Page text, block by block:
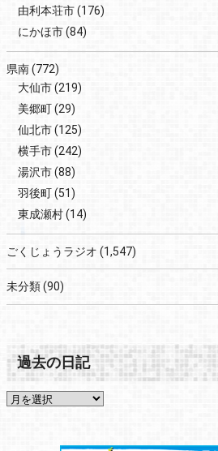
由利本荘市(176)
にかほ市(84)
県南(772)
大仙市(219)
美郷町(29)
仙北市(125)
横手市(242)
湯沢市(88)
羽後町(51)
東成瀬村(14)
ごくじょうラジオ (1,547)
未分類(90)
過去の日記